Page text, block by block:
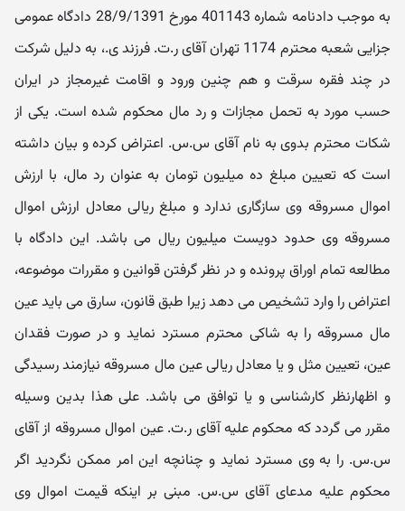
به موجب دادنامه شماره 401143 مورخ 28/9/1391 دادگاه عمومی
جزایی شعبه محترم 1174 تهران آقای ر.ت. فرزند ی.، به دلیل شرکت
در چند فقره سرقت و هم چنین ورود و اقامت غیرمجاز در ایران
حسب مورد به تحمل مجازات و رد مال محکوم شده است. یکی از
شکات محترم بدوی به نام آقای س.س. اعتراض کرده و بیان داشته
است که تعیین مبلغ ده میلیون تومان به عنوان رد مال، با ارزش
اموال مسروقه وی سازگاری ندارد و مبلغ ریالی معادل ارزش اموال
مسروقه وی حدود دویست میلیون ریال می باشد. این دادگاه با
مطالعه تمام اوراق پرونده و در نظر گرفتن قوانین و مقررات موضوعه،
اعتراض را وارد تشخیص می دهد زیرا طبق قانون، سارق می باید عین
مال مسروقه را به شاکی محترم مسترد نماید و در صورت فقدان
عین، تعیین مثل و یا معادل ریالی عین مال مسروقه نیازمند رسیدگی
و اظهارنظر کارشناسی و یا توافق می باشد. علی هذا بدین وسیله
مقرر می گردد که محکوم علیه آقای ر.ت. عین اموال مسروقه از آقای
س.س. را به وی مسترد نماید و چنانچه این امر ممکن نگردید اگر
محکوم علیه مدعای آقای س.س. مبنی بر اینکه قیمت اموال وی